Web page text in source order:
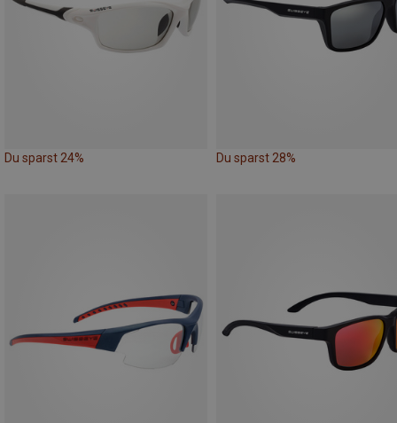
Du sparst 24% Du sparst 28%